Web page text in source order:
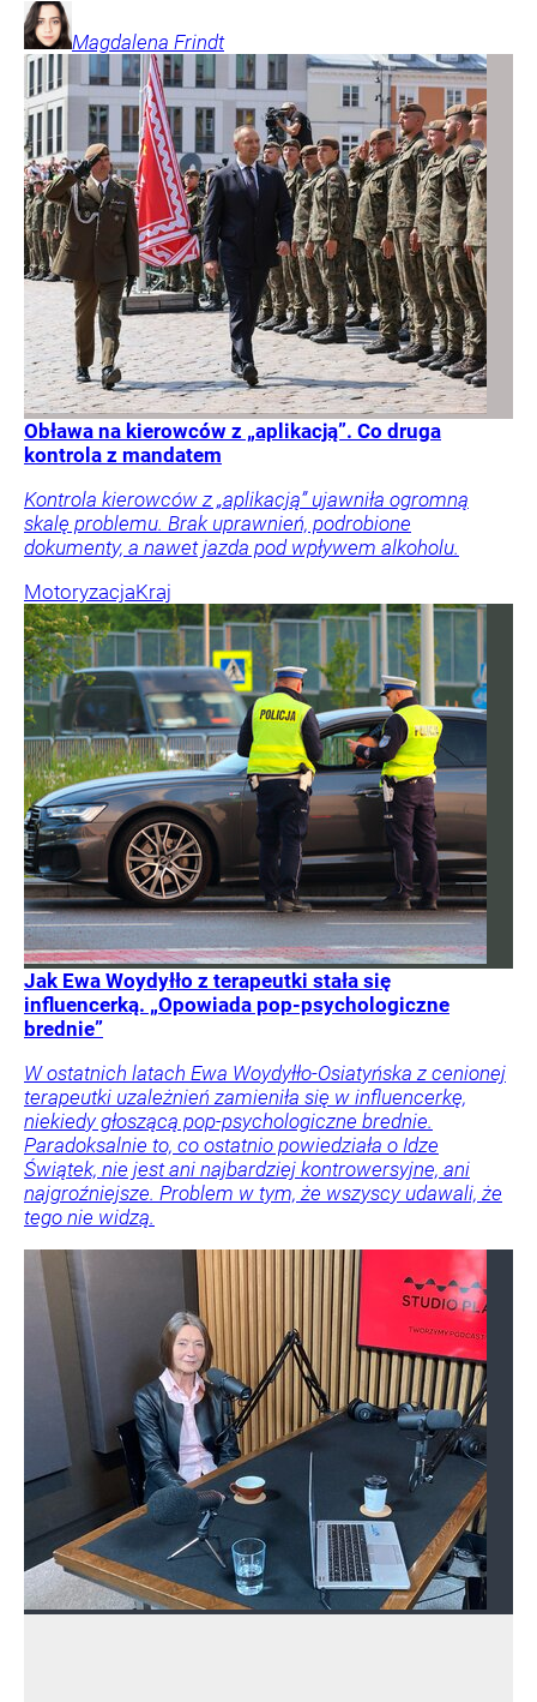
Magdalena Frindt
Obława na kierowców z „aplikacją”. Co druga
kontrola z mandatem
Kontrola kierowców z „aplikacją” ujawniła ogromną
skalę problemu. Brak uprawnień, podrobione
dokumenty, a nawet jazda pod wpływem alkoholu.
MotoryzacjaKraj
Jak Ewa Woydyłło z terapeutki stała się
influencerką. „Opowiada pop-psychologiczne
brednie”
W ostatnich latach Ewa Woydyłło-Osiatyńska z cenionej
terapeutki uzależnień zamieniła się w influencerkę,
niekiedy głoszącą pop-psychologiczne brednie.
Paradoksalnie to, co ostatnio powiedziała o Idze
Świątek, nie jest ani najbardziej kontrowersyjne, ani
najgroźniejsze. Problem w tym, że wszyscy udawali, że
tego nie widzą.